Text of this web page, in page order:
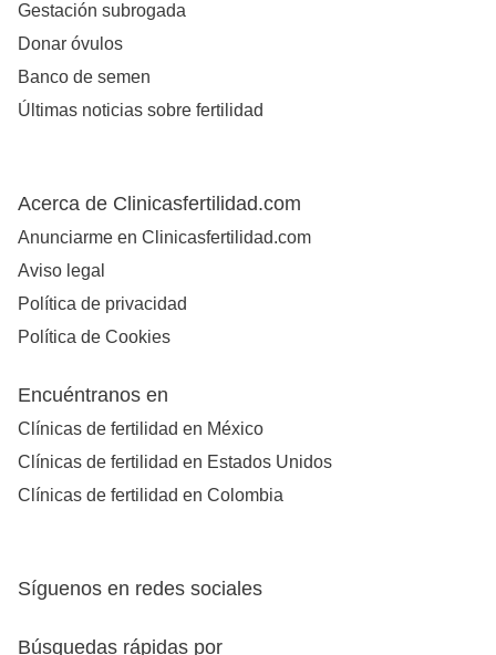
Gestación subrogada
Donar óvulos
Banco de semen
Últimas noticias sobre fertilidad
Acerca de Clinicasfertilidad.com
Anunciarme en Clinicasfertilidad.com
Aviso legal
Política de privacidad
Política de Cookies
Encuéntranos en
Clínicas de fertilidad en México
Clínicas de fertilidad en Estados Unidos
Clínicas de fertilidad en Colombia
Síguenos en redes sociales
Búsquedas rápidas por